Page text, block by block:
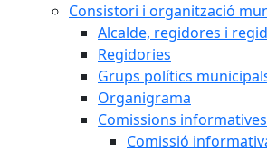
Consistori i organització
Alcalde, regidores i
Regidories
Grups polítics
Organigrama
Comissions informatives
Comissió